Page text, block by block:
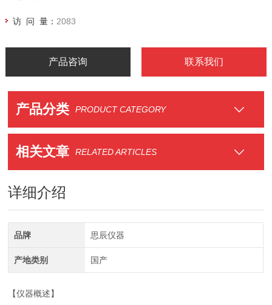
访 问 量： 2083
产品咨询 联系我们
产品分类 PRODUCT CATEGORY
相关文章 RELATED ARTICLES
详细介绍
品牌 思辰仪器
产地类别 国产
【仪器概述】